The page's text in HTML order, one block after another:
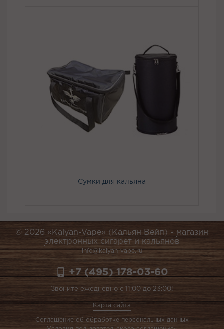
Сумки для кальяна
© 2026 «Kalyan-Vape» (Кальян Вейп) - магазин
электронных сигарет и кальянов
info@kalyan-vape.ru
+7 (495) 178-03-60
Звоните ежедневно с 11:00 до 23:00!
Карта сайта
Соглашение об обработке персональных данных